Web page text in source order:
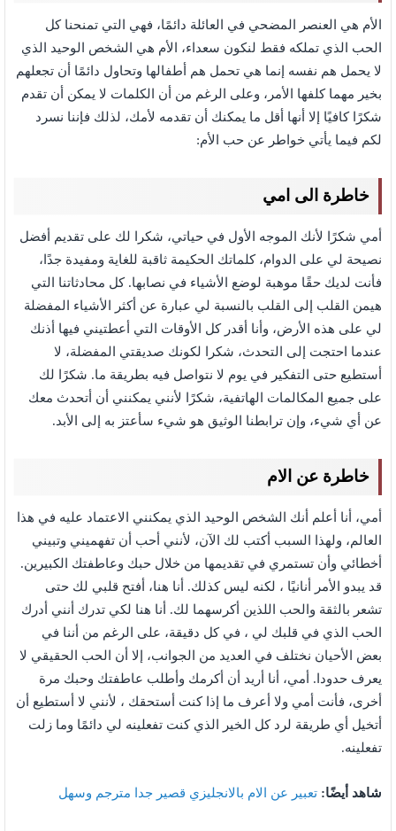
الأم هي العنصر المضحي في العائلة دائمًا، فهي التي تمنحنا كل
الحب الذي تملكه فقط لنكون سعداء، الأم هي الشخص الوحيد الذي
لا يحمل هم نفسه إنما هي تحمل هم أطفالها وتحاول دائمًا أن تجعلهم
بخير مهما كلفها الأمر، وعلى الرغم من أن الكلمات لا يمكن أن تقدم
شكرًا كافيًا إلا أنها أقل ما يمكنك أن تقدمه لأمك، لذلك فإننا نسرد
لكم فيما يأتي خواطر عن حب الأم:
خاطرة الى امي
أمي شكرًا لأنك الموجه الأول في حياتي، شكرا لك على تقديم أفضل
نصيحة لي على الدوام، كلماتك الحكيمة ثاقبة للغاية ومفيدة جدًا،
فأنت لديك حقًا موهبة لوضع الأشياء في نصابها. كل محادثاتنا التي
هيمن القلب إلى القلب بالنسبة لي عبارة عن أكثر الأشياء المفضلة
لي على هذه الأرض، وأنا أقدر كل الأوقات التي أعطتيني فيها أذنك
عندما احتجت إلى التحدث، شكرا لكونك صديقتي المفضلة، لا
أستطيع حتى التفكير في يوم لا نتواصل فيه بطريقة ما. شكرًا لك
على جميع المكالمات الهاتفية، شكرًا لأنني يمكنني أن أتحدث معك
عن أي شيء، وإن ترابطنا الوثيق هو شيء سأعتز به إلى الأبد.
خاطرة عن الام
أمي، أنا أعلم أنك الشخص الوحيد الذي يمكنني الاعتماد عليه في هذا
العالم، ولهذا السبب أكتب لك الآن، لأنني أحب أن تفهميني وتبيني
أخطائي وأن تستمري في تقديمها من خلال حبك وعاطفتك الكبيرين.
قد يبدو الأمر أنانيًا ، لكنه ليس كذلك. أنا هنا، أفتح قلبي لك حتى
تشعر بالثقة والحب اللذين أكرسهما لك. أنا هنا لكي تدرك أنني أدرك
الحب الذي في قلبك لي ، في كل دقيقة، على الرغم من أننا في
بعض الأحيان نختلف في العديد من الجوانب، إلا أن الحب الحقيقي لا
يعرف حدودا. أمي، أنا أريد أن أكرمك وأطلب عاطفتك وحبك مرة
أخرى، فأنت أمي ولا أعرف ما إذا كنت أستحقك ، لأنني لا أستطيع أن
أتخيل أي طريقة لرد كل الخير الذي كنت تفعلينه لي دائمًا وما زلت
تفعلينه.
شاهد أيضًا: تعبير عن الام بالانجليزي قصير جدا مترجم وسهل